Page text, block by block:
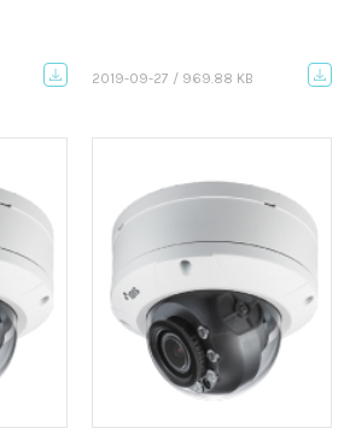
2019-09-27 / 969.88 KB